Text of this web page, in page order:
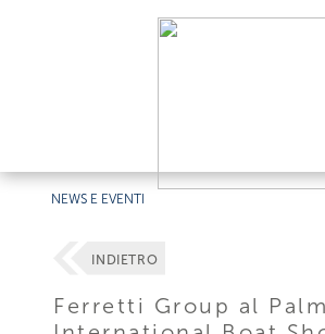
NEWS E EVENTI
INDIETRO
Ferretti Group al